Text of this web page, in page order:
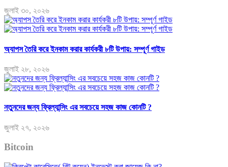
জুলাই ৩০, ২০২৬
অ্যাপস তৈরি করে ইনকাম করার কার্যকরী ৮টি উপায়: সম্পূর্ণ গাইড
জুলাই ২৮, ২০২৬
নতুনদের জন্য ফ্রিল্যান্সিং এর সবচেয়ে সহজ কাজ কোনটি ?
জুলাই ২৭, ২০২৬
Bitcoin